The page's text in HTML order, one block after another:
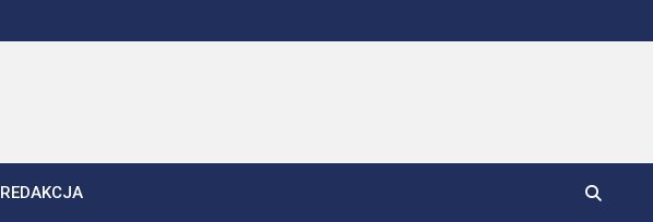
REDAKCJA